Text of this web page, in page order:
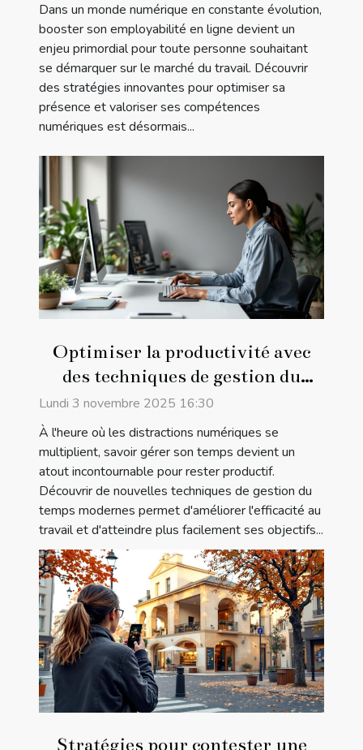
Dans un monde numérique en constante évolution,
booster son employabilité en ligne devient un
enjeu primordial pour toute personne souhaitant
se démarquer sur le marché du travail. Découvrir
des stratégies innovantes pour optimiser sa
présence et valoriser ses compétences
numériques est désormais...
Optimiser la productivité avec
des techniques de gestion du
temps modernes
Lundi 3 novembre 2025 16:30
À l'heure où les distractions numériques se
multiplient, savoir gérer son temps devient un
atout incontournable pour rester productif.
Découvrir de nouvelles techniques de gestion du
temps modernes permet d'améliorer l'efficacité au
travail et d'atteindre plus facilement ses objectifs...
Stratégies pour contester une